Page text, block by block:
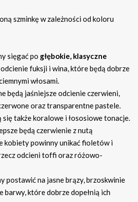
szminkę w zależności od koloru
sięgać po głębokie, klasyczne
fuksji i wina, które będą dobrze
włosami.
będą jaśniejsze odcienie czerwieni,
oraz transparentne pastele.
się także koralowe i łososiowe tonacje.
będą czerwienie z nutą
kobiety powinny unikać fioletów i
odcieni toffi oraz różowo-
postawić na jasne brązy, brzoskwinie
barwy, które dobrze dopełnią ich